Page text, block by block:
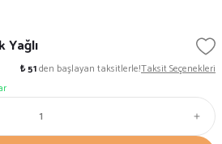
Yağlı
₺ 51den başlayan taksitlerle!Taksit Seçenekleri